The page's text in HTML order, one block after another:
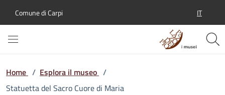
Comune di Carpi IT
Home / Esplora il museo /
Statuetta del Sacro Cuore di Maria